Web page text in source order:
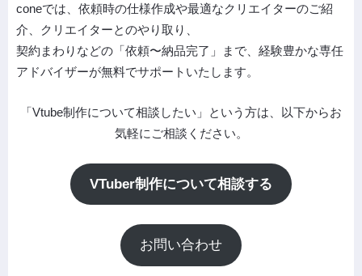
coneでは、依頼時の仕様作成や最適なクリエイターのご紹
介、クリエイターとのやり取り、
契約まわりなどの「依頼〜納品完了」まで、経験豊かな専任
アドバイザーが無料でサポートいたします。
「Vtube制作について相談したい」という方は、以下からお
気軽にご相談ください。
VTuber制作について相談する
お問い合わせ